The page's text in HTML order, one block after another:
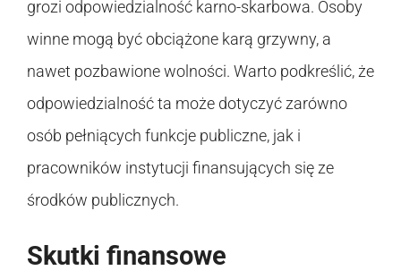
grozi odpowiedzialność karno-skarbowa. Osoby
winne mogą być obciążone karą grzywny, a
nawet pozbawione wolności. Warto podkreślić, że
odpowiedzialność ta może dotyczyć zarówno
osób pełniących funkcje publiczne, jak i
pracowników instytucji finansujących się ze
środków publicznych.
Skutki finansowe